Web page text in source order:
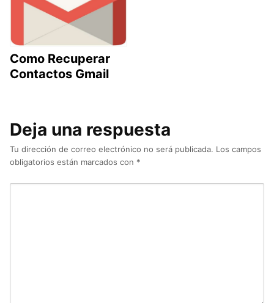
Como Recuperar
Contactos Gmail
Deja una respuesta
Tu dirección de correo electrónico no será publicada. Los campos
obligatorios están marcados con *